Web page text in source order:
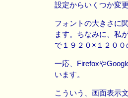
設定からいくつか変
フォントの大きさに
ます。ちなみに、私
で１９２０×１２００
一応、Firefoxや
います。
こういう、画面表示